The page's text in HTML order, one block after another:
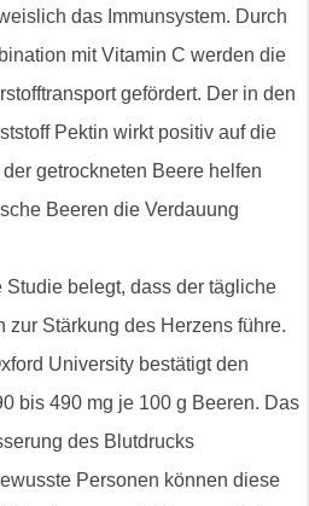
das Immunsystem. Durch
mit Vitamin C werden die
gefördert. Der in den
Pektin wirkt positiv auf die
getrockneten Beere helfen
Beeren die Verdauung
belegt, dass der tägliche
zur Stärkung des Herzens führe.
University bestätigt den
bis 490 mg je 100 g Beeren. Das
des Blutdrucks
Personen können diese